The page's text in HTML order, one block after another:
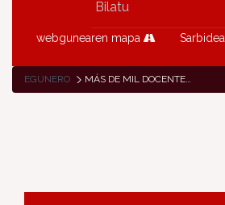
webgunearen mapa Sarbidea
EGUNERO MÁS DE MIL DOCENTES DE TODA ESPAÑA PARTICIPAN DESDE HOY EN LAS JORNADAS DE MOVILIDAD ERASMUS+ EN EDUCACIÓN ESCOLAR Y DE ADULTOS QUE SE CELEBRAN EN PAMPLONA